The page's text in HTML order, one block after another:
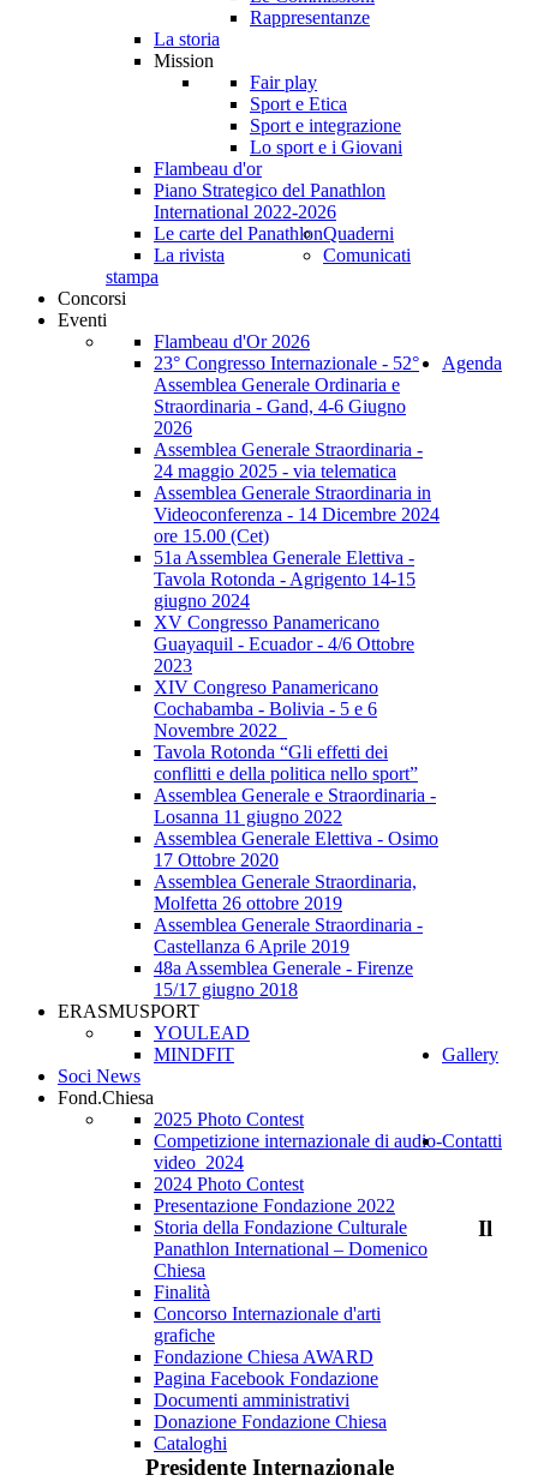
Rappresentanze
La storia
Mission
Fair play
Sport e Etica
Sport e integrazione
Lo sport e i Giovani
Flambeau d'or
Piano Strategico del Panathlon
International 2022-2026
Le carte del Panathlon
La rivista
Quaderni
Comunicati
stampa
Concorsi
Eventi
Flambeau d'Or 2026
23° Congresso Internazionale - 52°
Assemblea Generale Ordinaria e
Straordinaria - Gand, 4-6 Giugno
2026
Assemblea Generale Straordinaria -
24 maggio 2025 - via telematica
Assemblea Generale Straordinaria in
Videoconferenza - 14 Dicembre 2024
ore 15.00 (Cet)
51a Assemblea Generale Elettiva -
Tavola Rotonda - Agrigento 14-15
giugno 2024
XV Congresso Panamericano
Guayaquil - Ecuador - 4/6 Ottobre
2023
XIV Congreso Panamericano
Cochabamba - Bolivia - 5 e 6
Novembre 2022_
Tavola Rotonda “Gli effetti dei
conflitti e della politica nello sport”
Assemblea Generale e Straordinaria -
Losanna 11 giugno 2022
Assemblea Generale Elettiva - Osimo
17 Ottobre 2020
Assemblea Generale Straordinaria,
Molfetta 26 ottobre 2019
Assemblea Generale Straordinaria -
Castellanza 6 Aprile 2019
48a Assemblea Generale - Firenze
15/17 giugno 2018
Agenda
ERASMUSPORT
YOULEAD
MINDFIT
Gallery
Soci News
Fond.Chiesa
2025 Photo Contest
Competizione internazionale di audio-
video_2024
2024 Photo Contest
Presentazione Fondazione 2022
Storia della Fondazione Culturale
Panathlon International – Domenico
Chiesa
Finalità
Concorso Internazionale d'arti
grafiche
Fondazione Chiesa AWARD
Pagina Facebook Fondazione
Documenti amministrativi
Donazione Fondazione Chiesa
Cataloghi
Contatti
Il
Presidente Internazionale